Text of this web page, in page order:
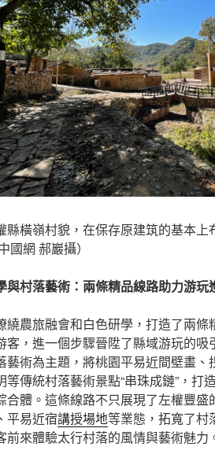
縣橫嶺村貌，在保存原建筑的基本
國網 郝巖攝）
與村落藝術：兩條精品線路助力游玩
繞農旅融會和白色研學，打造了兩條
客，進一個步驟晉陞了縣域游玩的
藝術為主題，將桃園平易近間壁畫、
等傳統村落藝術景點“串珠成鏈”，打
合體。這條線路不只展現了左權豐
平易近宿講授場地等業態，拓寬了村
前來體驗太行村落的風情與藝術魅力